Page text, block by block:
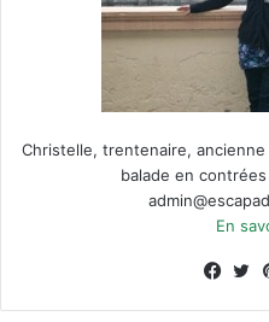
Christelle, trentenaire,
balade en
En